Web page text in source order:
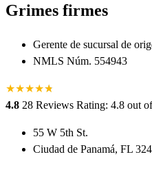
Grimes firmes
Gerente de sucursal de
NMLS Núm. 554943
★★★★★
★
4.8 28 Reviews Rating: 4.8 out
55 W 5th St.
Ciudad de Panamá, FL